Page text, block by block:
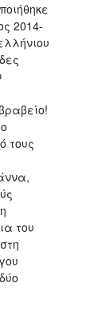
2014-
τους
του